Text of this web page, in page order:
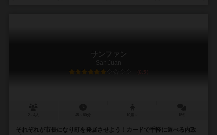
サンファン
San Juan
6.5
それぞれが市長になり町を発展させよう！カードで手軽に遊べる内政